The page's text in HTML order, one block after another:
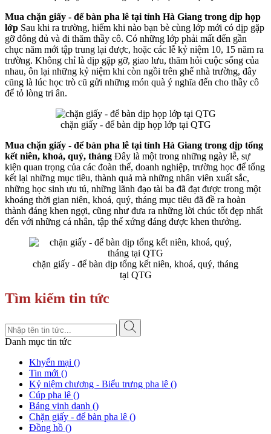
Mua chặn giấy - để bàn pha lê tại tỉnh Hà Giang trong dịp họp
lớp Sau khi ra trường, hiếm khi nào bạn bè cùng lớp mới có dịp gặp
gỡ đông đủ và đi thăm thầy cô. Có những lớp phải mất đến gần
chục năm mới tập trung lại được, hoặc các lễ kỷ niệm 10, 15 năm ra
trường. Không chỉ là dịp gặp gỡ, giao lưu, thăm hỏi cuộc sống của
nhau, ôn lại những kỷ niệm khi còn ngồi trên ghế nhà trường, đây
cũng là lúc học trò cũ gửi những món quà ý nghĩa đến cho thầy cô
để tỏ lòng tri ân.
chặn giấy - để bàn dịp họp lớp tại QTG
Mua chặn giấy - để bàn pha lê tại tỉnh Hà Giang trong dịp tổng
kết niên, khoá, quý, tháng Đây là một trong những ngày lễ, sự
kiện quan trọng của các đoàn thể, doanh nghiệp, trường học để tổng
kết lại những mục tiêu, thành quả mà những nhân viên xuất sắc,
những học sinh ưu tú, những lãnh đạo tài ba đã đạt được trong một
khoảng thời gian niên, khoá, quý, tháng mục tiêu đã đề ra hoàn
thành đáng khen ngợi, cũng như đưa ra những lời chúc tốt đẹp nhất
đến với những cá nhân, tập thể xứng đáng được khen thưởng.
chặn giấy - để bàn dịp tổng kết niên, khoá, quý, tháng
tại QTG
Tìm kiếm tin tức
Danh mục tin tức
Khyến mại ()
Tin mới ()
Kỷ niệm chương - Biểu trưng pha lê ()
Cúp pha lê ()
Bảng vinh danh ()
Chặn giấy - để bàn pha lê ()
Đồng hồ ()